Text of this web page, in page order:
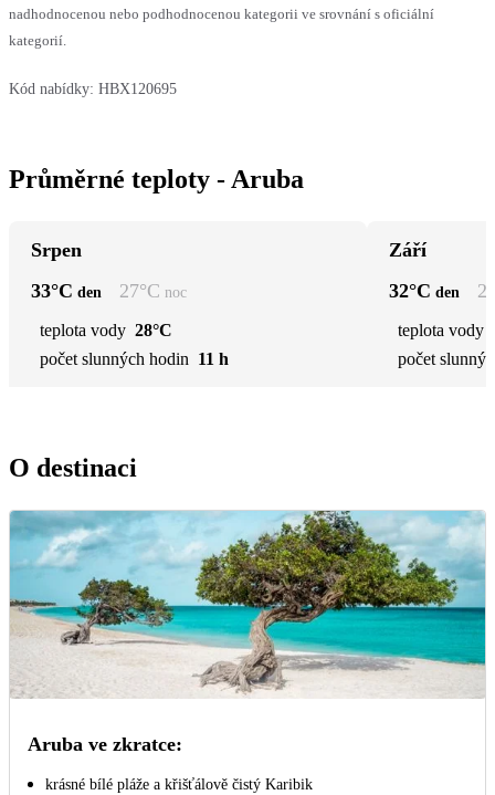
nadhodnocenou nebo podhodnocenou kategorii ve srovnání s oficiální
kategorií.
Kód nabídky: HBX120695
Průměrné teploty - Aruba
Srpen
33°C den 27°C noc
teplota vody 28°C
počet slunných hodin 11 h
Září
32°C den
teplota vody
počet
O destinaci
Aruba ve zkratce:
krásné bílé pláže a křišťálově čistý Karibik